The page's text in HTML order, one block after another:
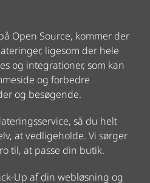
Open Source, kommer der
ligesom der hele
og integrationer, som kan
og forbedre
og besøgende.
så du helt
at vedligeholde. Vi sørger
til, at passe din butik.
Up af din webløsning og